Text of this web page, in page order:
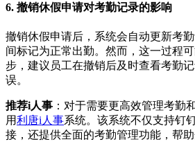
6. 撤销休假申请对考勤记录的影响
撤销休假申请后，系统会自动更新考
间标记为正常出勤。然而，这一过程
步，建议员工在撤销后及时查看考勤
误。
推荐i人事 ：对于需要更高效管理考勤
用利唐i人事系统。该系统不仅支持钉
接，还提供全面的考勤管理功能，帮助